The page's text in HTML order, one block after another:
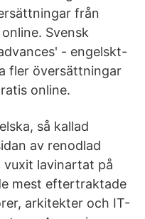
från
Svensk
- engelskt-
fler översättningar
online.
så kallad
av renodlad
vuxit lavinartat på
mest eftertraktade
arkitekter och IT-